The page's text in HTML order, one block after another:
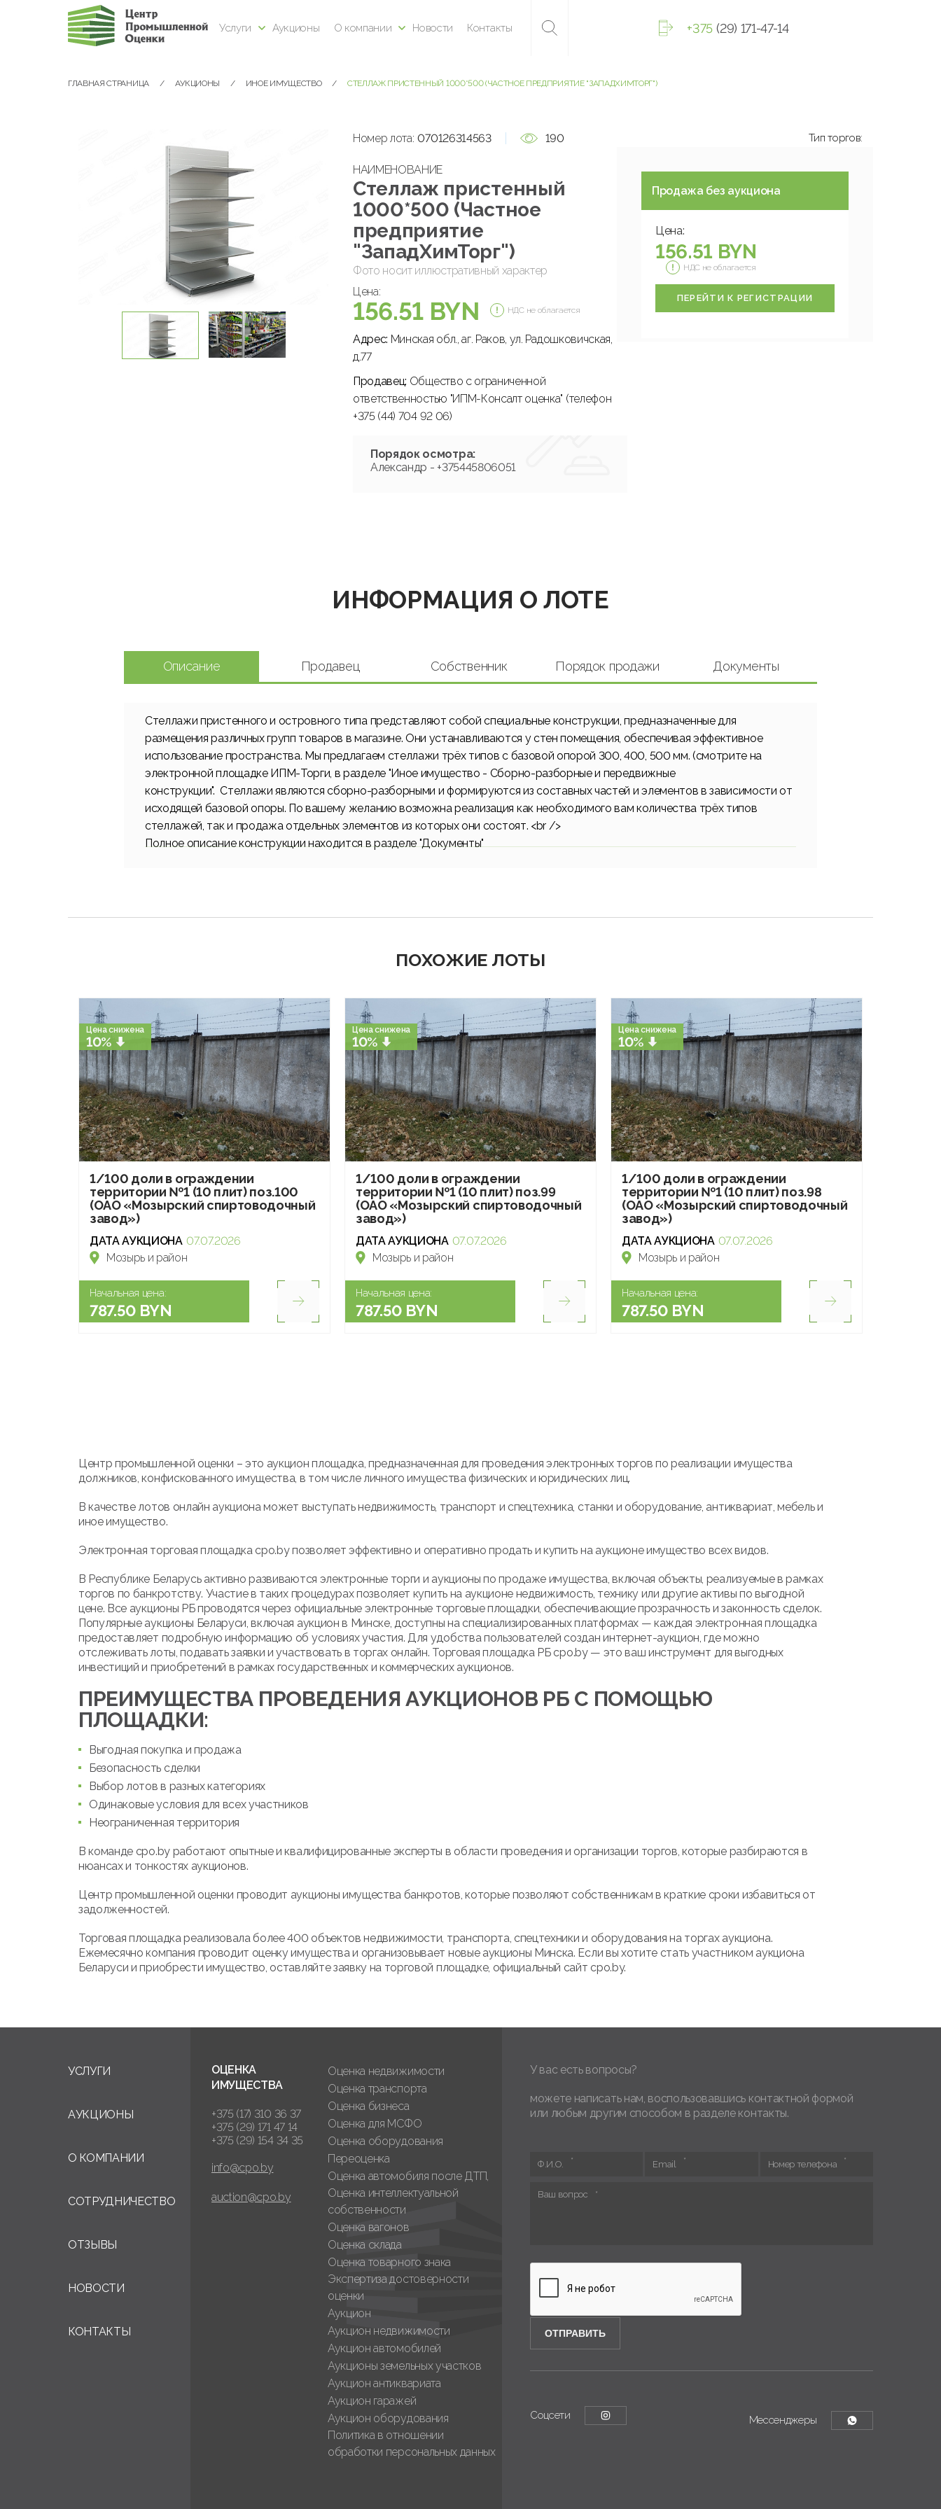
Услуги Аукционы О компании Новости Контакты +375 (29) 171-47-14
ГЛАВНАЯ СТРАНИЦА АУКЦИОНЫ ИНОЕ ИМУЩЕСТВО СТЕЛЛАЖ ПРИСТЕННЫЙ 1000*500 (ЧАСТНОЕ ПРЕДПРИЯТИЕ "ЗАПАДХИМТОРГ")
Номер лота: 070126314563 190
НАИМЕНОВАНИЕ
Стеллаж пристенный
1000*500 (Частное
предприятие
"ЗападХимТорг")
Фото носит иллюстративный характер
Цена:
156.51 BYN НДС не облагается
Адрес: Минская обл., аг. Раков, ул. Радошковичская,
д.77
Продавец: Общество с ограниченной
ответственностью "ИПМ-Консалт оценка" (телефон
+375 (44) 704 92 06)
Порядок осмотра:
Александр - +375445806051
Тип торгов:
Продажа без аукциона
Цена:
156.51 BYN
НДС не облагается
ПЕРЕЙТИ К РЕГИСТРАЦИИ
ИНФОРМАЦИЯ О ЛОТЕ
Описание Продавец Cобственник Порядок продажи Документы
Стеллажи пристенного и островного типа представляют собой специальные конструкции, предназначенные для
размещения различных групп товаров в магазине. Они устанавливаются у стен помещения, обеспечивая эффективное
использование пространства. Мы предлагаем стеллажи трёх типов с базовой опорой 300, 400, 500 мм. (смотрите на
электронной площадке ИПМ-Торги, в разделе "Иное имущество - Сборно-разборные и передвижные
конструкции". Стеллажи являются сборно-разборными и формируются из составных частей и элементов в зависимости от
исходящей базовой опоры. По вашему желанию возможна реализация как необходимого вам количества трёх типов
стеллажей, так и продажа отдельных элементов из которых они состоят. <br />
Полное описание конструкции находится в разделе "Документы"
ПОХОЖИЕ ЛОТЫ
Цена снижена
10%
1/100 доли в ограждении
территории №1 (10 плит) поз.100
(ОАО «Мозырский спиртоводочный
завод»)
ДАТА АУКЦИОНА 07.07.2026
Мозырь и район
Начальная цена:
787.50 BYN
Цена снижена
10%
1/100 доли в ограждении
территории №1 (10 плит) поз.99
(ОАО «Мозырский спиртоводочный
завод»)
ДАТА АУКЦИОНА 07.07.2026
Мозырь и район
Начальная цена:
787.50 BYN
Цена снижена
10%
1/100 доли в ограждении
территории №1 (10 плит) поз.98
(ОАО «Мозырский спиртоводочный
завод»)
ДАТА АУКЦИОНА 07.07.2026
Мозырь и район
Начальная цена:
787.50 BYN
Центр промышленной оценки – это аукцион площадка, предназначенная для проведения электронных торгов по реализации имущества
должников, конфискованного имущества, в том числе личного имущества физических и юридических лиц.
В качестве лотов онлайн аукциона может выступать недвижимость, транспорт и спецтехника, станки и оборудование, антиквариат, мебель и
иное имущество.
Электронная торговая площадка cpo.by позволяет эффективно и оперативно продать и купить на аукционе имущество всех видов.
В Республике Беларусь активно развиваются электронные торги и аукционы по продаже имущества, включая объекты, реализуемые в рамках
торгов по банкротству. Участие в таких процедурах позволяет купить на аукционе недвижимость, технику или другие активы по выгодной
цене. Все аукционы РБ проводятся через официальные электронные торговые площадки, обеспечивающие прозрачность и законность сделок.
Популярные аукционы Беларуси, включая аукцион в Минске, доступны на специализированных платформах — каждая электронная площадка
предоставляет подробную информацию об условиях участия. Для удобства пользователей создан интернет-аукцион, где можно
отслеживать лоты, подавать заявки и участвовать в торгах онлайн. Торговая площадка РБ cpo.by — это ваш инструмент для выгодных
инвестиций и приобретений в рамках государственных и коммерческих аукционов.
ПРЕИМУЩЕСТВА ПРОВЕДЕНИЯ АУКЦИОНОВ РБ С ПОМОЩЬЮ
ПЛОЩАДКИ:
Выгодная покупка и продажа
Безопасность сделки
Выбор лотов в разных категориях
Одинаковые условия для всех участников
Неограниченная территория
В команде cpo.by работают опытные и квалифицированные эксперты в области проведения и организации торгов, которые разбираются в
нюансах и тонкостях аукционов.
Центр промышленной оценки проводит аукционы имущества банкротов, которые позволяют собственникам в краткие сроки избавиться от
задолженностей.
Торговая площадка реализовала более 400 объектов недвижимости, транспорта, спецтехники и оборудования на торгах аукциона.
Ежемесячно компания проводит оценку имущества и организовывает новые аукционы Минска. Если вы хотите стать участником аукциона
Беларуси и приобрести имущество, оставляйте заявку на торговой площадке, официальный сайт cpo.by.
УСЛУГИ
АУКЦИОНЫ
О КОМПАНИИ
СОТРУДНИЧЕСТВО
ОТЗЫВЫ
НОВОСТИ
КОНТАКТЫ
ОЦЕНКА
ИМУЩЕСТВА
+375 (17) 310 36 37
+375 (29) 171 47 14
+375 (29) 154 34 35
info@cpo.by
auction@cpo.by
Оценка недвижимости
Оценка транспорта
Оценка бизнеса
Оценка для МСФО
Оценка оборудования
Переоценка
Оценка автомобиля после ДТП,
Оценка интеллектуальной
собственности
Оценка вагонов
Оценка склада
Оценка товарного знака
Экспертиза достоверности
оценки
Аукцион
Аукцион недвижимости
Аукцион автомобилей
Аукционы земельных участков
Аукцион антиквариата
Аукцион гаражей
Аукцион оборудования
Политика в отношении
обработки персональных данных
У вас есть вопросы?
можете написать нам, воспользовавшись контактной формой
или любым другим способом в разделе контакты.
Ф.И.О. Email Номер телефона
Ваш вопрос
Соцсети Мессенджеры